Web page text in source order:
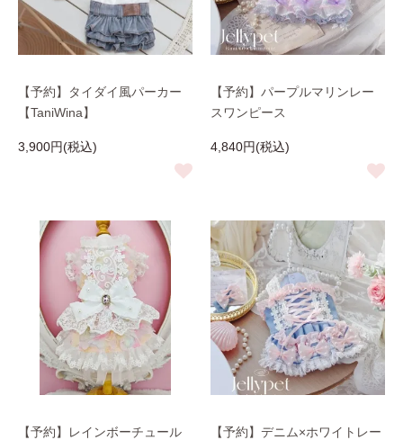
【予約】タイダイ風パーカー
【TaniWina】
3,900円(税込)
【予約】パープルマリンレー
スワンピース
4,840円(税込)
【予約】レインボーチュール
【予約】デニム×ホワイトレー